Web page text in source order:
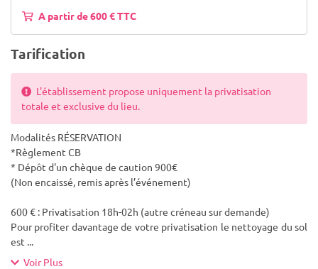
A partir de 600 € TTC
Tarification
L'établissement propose uniquement la privatisation
totale et exclusive du lieu.
Modalités RÉSERVATION
*Règlement CB
* Dépôt d'un chèque de caution 900€
(Non encaissé, remis après l’événement)
600 € : Privatisation 18h-02h (autre créneau sur demande)
Pour profiter davantage de votre privatisation le nettoyage du sol
est ...
Voir Plus